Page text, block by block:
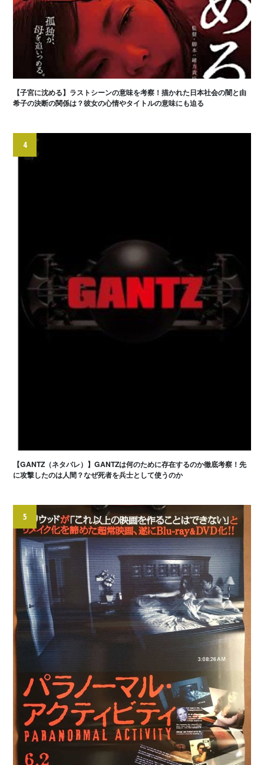
【子宮に沈める】ラストシーンの意味を考察！描かれた日本社会の闇と由
希子の決断の関係は？彼女の心情やタイトルの意味にも迫る
4
【GANTZ（ネタバレ）】GANTZは何のために存在するのか徹底考察！先
に攻撃したのは人間？なぜ死者を兵士として使うのか
5